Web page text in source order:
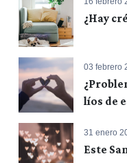
¿Hay
03 febrero
líos de
31 enero
Este